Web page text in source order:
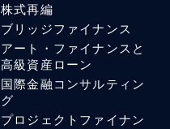
株式再編
ブリッジファイナンス
アート・ファイナンスと
高級資産ローン
国際金融コンサルティン
グ
プロジェクトファイナン